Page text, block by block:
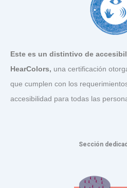
Este es un distintivo de
HearColors, una certificación
que cumplen con los
accesibilidad para todas las
Sección